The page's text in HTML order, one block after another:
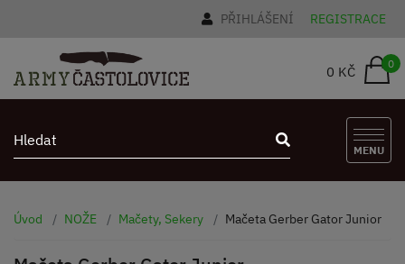
PŘIHLÁŠENÍ REGISTRACE
0 KČ 0
MENU
Úvod NOŽE Mačety, Sekery Mačeta Gerber Gator Junior